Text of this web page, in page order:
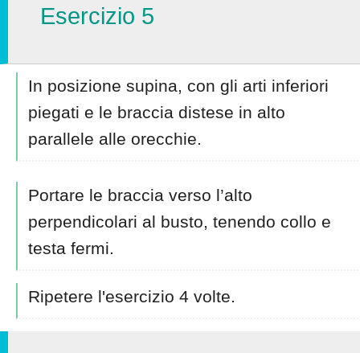
Esercizio 5
In posizione supina, con gli arti inferiori
piegati e le braccia distese in alto
parallele alle orecchie.
Portare le braccia verso l’alto
perpendicolari al busto, tenendo collo e
testa fermi.
Ripetere l'esercizio 4 volte.